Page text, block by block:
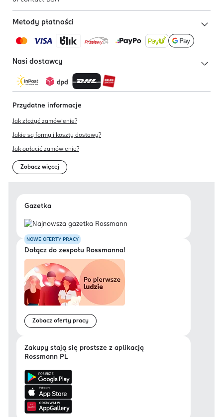
Metody płatności
Nasi dostawcy
Przydatne informacje
Jak złożyć zamówienie?
Jakie są formy i koszty dostawy?
Jak opłacić zamówienie?
Zobacz więcej
Gazetka
NOWE OFERTY PRACY
Dołącz do zespołu Rossmanna!
Zobacz oferty pracy
Zakupy stają się prostsze z aplikacją
Rossmann PL